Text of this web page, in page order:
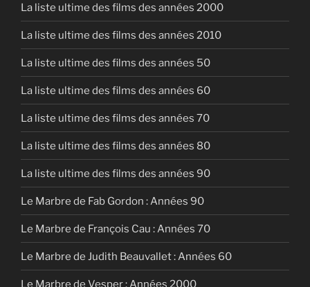
La liste ultime des films des années 2000
La liste ultime des films des années 2010
La liste ultime des films des années 50
La liste ultime des films des années 60
La liste ultime des films des années 70
La liste ultime des films des années 80
La liste ultime des films des années 90
Le Marbre de Fab Gordon : Années 90
Le Marbre de François Cau : Années 70
Le Marbre de Judith Beauvallet : Années 60
Le Marbre de Vesper : Années 2000